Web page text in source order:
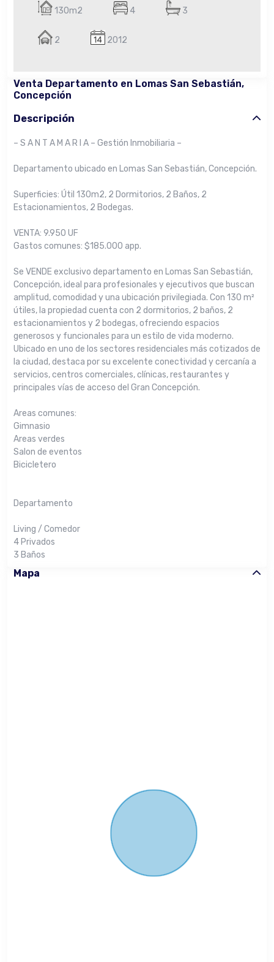
130m2 4 3
2 2012
Venta Departamento en Lomas San Sebastián,
Concepción
Descripción
– S A N T A M A R I A – Gestión Inmobiliaria –
Departamento ubicado en Lomas San Sebastián, Concepción.
Superficies: Útil 130m2, 2 Dormitorios, 2 Baños, 2
Estacionamientos, 2 Bodegas.
VENTA: 9.950 UF
Gastos comunes: $185.000 app.
Se VENDE exclusivo departamento en Lomas San Sebastián,
Concepción, ideal para profesionales y ejecutivos que buscan
amplitud, comodidad y una ubicación privilegiada. Con 130 m²
útiles, la propiedad cuenta con 2 dormitorios, 2 baños, 2
estacionamientos y 2 bodegas, ofreciendo espacios
generosos y funcionales para un estilo de vida moderno.
Ubicado en uno de los sectores residenciales más cotizados de
la ciudad, destaca por su excelente conectividad y cercanía a
servicios, centros comerciales, clínicas, restaurantes y
principales vías de acceso del Gran Concepción.
Areas comunes:
Gimnasio
Areas verdes
Salon de eventos
Bicicletero
Departamento
Living / Comedor
4 Privados
3 Baños
Mapa